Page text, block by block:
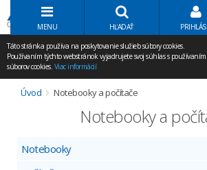
MENU HĽADAŤ
Táto stránka používa na poskytovanie služieb súbory cookies.
Používaním týchto webstránok vyjadrujete svoj súhlas s používaním
súborov cookies. Viac informácií
Úvod Notebooky a počítače
Notebooky a
Notebooky